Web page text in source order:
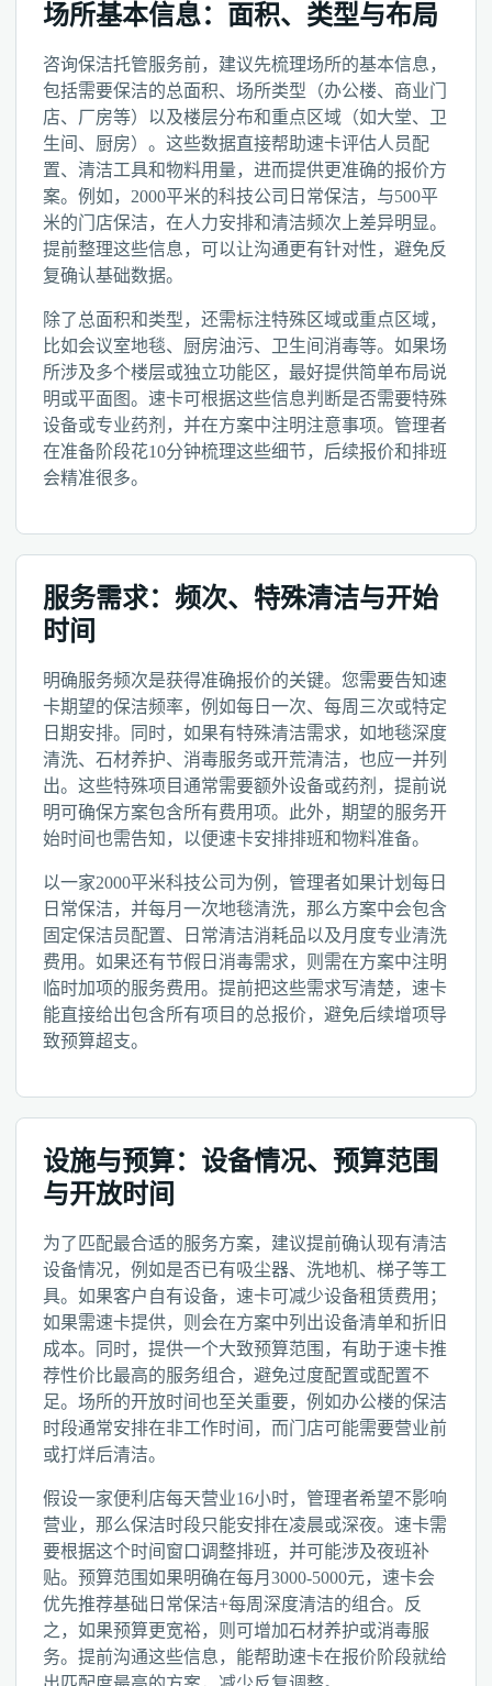
场所基本信息：面积、类型与布局
咨询保洁托管服务前，建议先梳理场所的基本信息，
包括需要保洁的总面积、场所类型（办公楼、商业门
店、厂房等）以及楼层分布和重点区域（如大堂、卫
生间、厨房）。这些数据直接帮助速卡评估人员配
置、清洁工具和物料用量，进而提供更准确的报价方
案。例如，2000平米的科技公司日常保洁，与500平
米的门店保洁，在人力安排和清洁频次上差异明显。
提前整理这些信息，可以让沟通更有针对性，避免反
复确认基础数据。
除了总面积和类型，还需标注特殊区域或重点区域，
比如会议室地毯、厨房油污、卫生间消毒等。如果场
所涉及多个楼层或独立功能区，最好提供简单布局说
明或平面图。速卡可根据这些信息判断是否需要特殊
设备或专业药剂，并在方案中注明注意事项。管理者
在准备阶段花10分钟梳理这些细节，后续报价和排班
会精准很多。
服务需求：频次、特殊清洁与开始
时间
明确服务频次是获得准确报价的关键。您需要告知速
卡期望的保洁频率，例如每日一次、每周三次或特定
日期安排。同时，如果有特殊清洁需求，如地毯深度
清洗、石材养护、消毒服务或开荒清洁，也应一并列
出。这些特殊项目通常需要额外设备或药剂，提前说
明可确保方案包含所有费用项。此外，期望的服务开
始时间也需告知，以便速卡安排排班和物料准备。
以一家2000平米科技公司为例，管理者如果计划每日
日常保洁，并每月一次地毯清洗，那么方案中会包含
固定保洁员配置、日常清洁消耗品以及月度专业清洗
费用。如果还有节假日消毒需求，则需在方案中注明
临时加项的服务费用。提前把这些需求写清楚，速卡
能直接给出包含所有项目的总报价，避免后续增项导
致预算超支。
设施与预算：设备情况、预算范围
与开放时间
为了匹配最合适的服务方案，建议提前确认现有清洁
设备情况，例如是否已有吸尘器、洗地机、梯子等工
具。如果客户自有设备，速卡可减少设备租赁费用；
如果需速卡提供，则会在方案中列出设备清单和折旧
成本。同时，提供一个大致预算范围，有助于速卡推
荐性价比最高的服务组合，避免过度配置或配置不
足。场所的开放时间也至关重要，例如办公楼的保洁
时段通常安排在非工作时间，而门店可能需要营业前
或打烊后清洁。
假设一家便利店每天营业16小时，管理者希望不影响
营业，那么保洁时段只能安排在凌晨或深夜。速卡需
要根据这个时间窗口调整排班，并可能涉及夜班补
贴。预算范围如果明确在每月3000-5000元，速卡会
优先推荐基础日常保洁+每周深度清洁的组合。反
之，如果预算更宽裕，则可增加石材养护或消毒服
务。提前沟通这些信息，能帮助速卡在报价阶段就给